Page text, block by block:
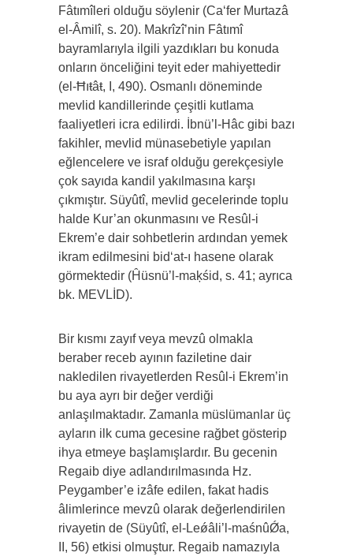
Fâtımîleri olduğu söylenir (Ca‘fer Murtazâ
el-Âmilî, s. 20). Makrîzî’nin Fâtımî
bayramlarıyla ilgili yazdıkları bu konuda
onların önceliğini teyit eder mahiyettedir
(el-Ħıŧâŧ, I, 490). Osmanlı döneminde
mevlid kandillerinde çeşitli kutlama
faaliyetleri icra edilirdi. İbnü’l-Hâc gibi bazı
fakihler, mevlid münasebetiyle yapılan
eğlencelere ve israf olduğu gerekçesiyle
çok sayıda kandil yakılmasına karşı
çıkmıştır. Süyûtî, mevlid gecelerinde toplu
halde Kur’an okunmasını ve Resûl-i
Ekrem’e dair sohbetlerin ardından yemek
ikram edilmesini bid‘at-ı hasene olarak
görmektedir (Ĥüsnü’l-maķśid, s. 41; ayrıca
bk. MEVLİD).
Bir kısmı zayıf veya mevzû olmakla
beraber receb ayının faziletine dair
nakledilen rivayetlerden Resûl-i Ekrem’in
bu aya ayrı bir değer verdiği
anlaşılmaktadır. Zamanla müslümanlar üç
ayların ilk cuma gecesine rağbet gösterip
ihya etmeye başlamışlardır. Bu gecenin
Regaib diye adlandırılmasında Hz.
Peygamber’e izâfe edilen, fakat hadis
âlimlerince mevzû olarak değerlendirilen
rivayetin de (Süyûtî, el-Leǿâli’l-maśnûǾa,
II, 56) etkisi olmuştur. Regaib namazıyla